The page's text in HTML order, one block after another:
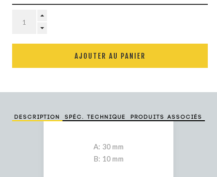
AJOUTER AU PANIER
Description Spéc. technique Produits associés
A: 30 mm
B: 10 mm